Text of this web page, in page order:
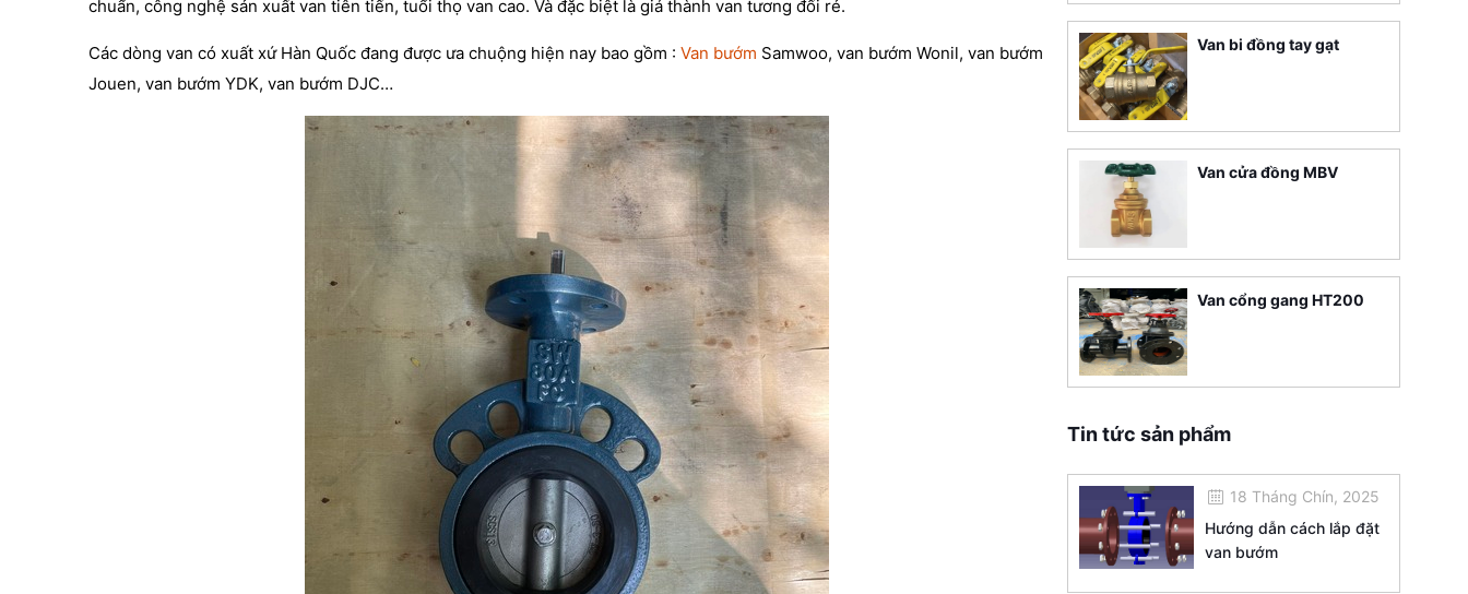
chuẩn, công nghệ sản xuất van tiên tiến, tuổi thọ van cao. Và đặc biệt là giá thành van tương đối rẻ.
Các dòng van có xuất xứ Hàn Quốc đang được ưa chuộng hiện nay bao gồm : Van bướm Samwoo, van bướm Wonil, van bướm
Jouen, van bướm YDK, van bướm DJC…
Van bi đồng tay gạt
Van cửa đồng MBV
Van cổng gang HT200
Tin tức sản phẩm
18 Tháng Chín, 2025
Hướng dẫn cách lắp đặt
van bướm